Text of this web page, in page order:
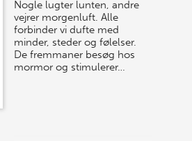
Nogle lugter lunten, andre
vejrer morgenluft. Alle
forbinder vi dufte med
minder, steder og følelser.
De fremmaner besøg hos
mormor og stimulerer…